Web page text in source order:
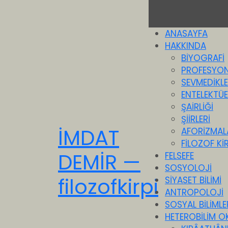
İMDAT
DEMİR —
filozofkirpi
ANASAYFA
HAKKINDA
BİYOGRAFİ
ŞAİRLİĞİ
ŞİİRLERİ
FİLOZOF
FELSEFE
SOSYOLOJİ
SİYASET BİLİMİ
ANTROPOLOJİ
SOSYAL
HETEROBİLİM